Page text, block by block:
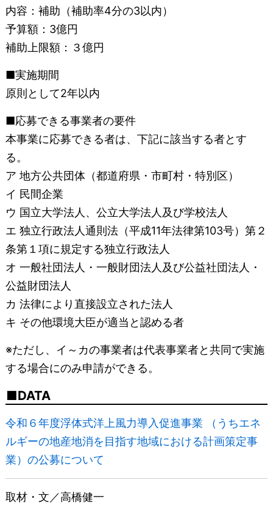
内容：補助（補助率4分の3以内）
予算額：3億円
補助上限額：３億円
■実施期間
原則として2年以内
■応募できる事業者の要件
本事業に応募できる者は、下記に該当する者とす
る。
ア 地方公共団体（都道府県・市町村・特別区）
イ 民間企業
ウ 国立大学法人、公立大学法人及び学校法人
エ 独立行政法人通則法（平成11年法律第103号）第２
条第１項に規定する独立行政法人
オ 一般社団法人・一般財団法人及び公益社団法人・
公益財団法人
カ 法律により直接設立された法人
キ その他環境大臣が適当と認める者
※ただし、イ～カの事業者は代表事業者と共同で実施
する場合にのみ申請ができる。
DATA
令和６年度浮体式洋上風力導入促進事業 （うちエネ
ルギーの地産地消を目指す地域における計画策定事
業）の公募について
取材・文／高橋健一